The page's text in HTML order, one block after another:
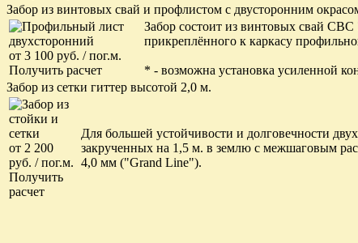
Забор из винтовых свай и профлистом с двусторонним
от 3 100 руб. / пог.м.
Получить расчет
Забор состоит из винтовых свай
прикреплённого к каркасу
* - возможна установка усиленной
Забор из сетки гиттер высотой 2,0 м.
от 2 200
руб. / пог.м.
Получить
расчет
Для большей устойчивости и долговечности
закрученных на 1,5 м. в землю с межшаговым
4,0 мм ("Grand Line").